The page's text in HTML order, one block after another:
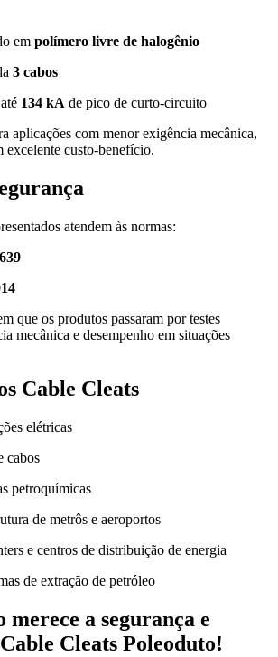
em polímero livre de halogênio
3 cabos
134 kA de pico de curto-circuito
aplicações com menor exigência mecânica,
excelente custo-benefício.
atendem às normas:
que os produtos passaram por testes
mecânica e desempenho em situações
Cable Cleats
elétricas
cabos
petroquímicas
de metrôs e aeroportos
e centros de distribuição de energia
de extração de petróleo
merece a segurança e
Cleats Poleoduto!